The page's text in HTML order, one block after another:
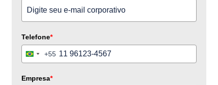
Telefone*
Brazil+55
Empresa*